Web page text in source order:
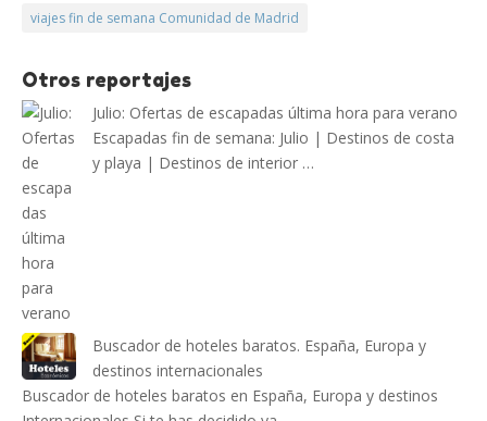
viajes fin de semana Comunidad de Madrid
Otros reportajes
Julio: Ofertas de escapadas última hora para verano
Escapadas fin de semana: Julio | Destinos de costa
y playa | Destinos de interior …
Buscador de hoteles baratos. España, Europa y
destinos internacionales
Buscador de hoteles baratos en España, Europa y destinos